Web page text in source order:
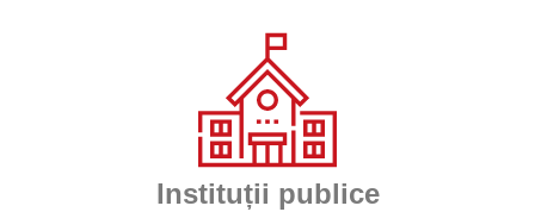
Instituții publice